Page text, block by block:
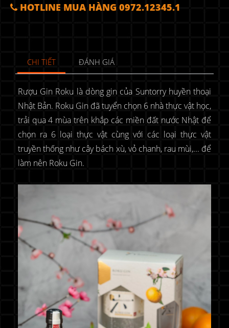
HOTLINE MUA HÀNG 0972.12345.1
CHI TIẾT ĐÁNH GIÁ
Rượu Gin Roku là dòng gin của Suntorry huyền thoại
Nhật Bản. Roku Gin đã tuyển chọn 6 nhà thực vật học,
trải qua 4 mùa trên khắp các miền đất nước Nhật để
chọn ra 6 loại thực vật cùng với các loại thực vật
truyền thống như cây bách xù, vỏ chanh, rau mùi,... để
làm nên Roku Gin.